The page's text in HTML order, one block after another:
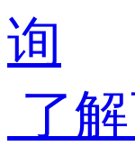
询
了